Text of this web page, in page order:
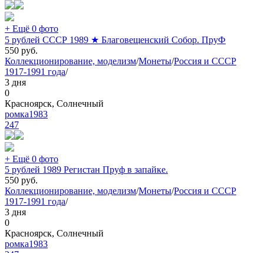
+ Ещё 0 фото
5 рублей СССР 1989 ★ Благовещенский Собор. ПруФ
550 руб.
Коллекционирование, моделизм/Монеты/Россия и СССР
1917-1991 года/
3 дня
0
Красноярск, Солнечный
ромка1983
247
+ Ещё 0 фото
5 рублей 1989 Регистан Пруф в запайке.
550 руб.
Коллекционирование, моделизм/Монеты/Россия и СССР
1917-1991 года/
3 дня
0
Красноярск, Солнечный
ромка1983